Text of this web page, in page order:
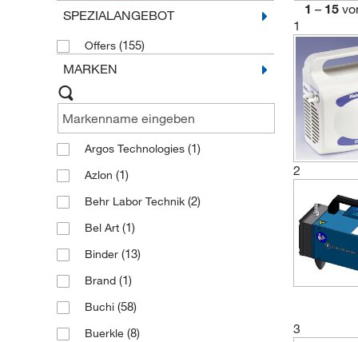
SPEZIALANGEBOT
Offers (155)
MARKEN
Argos Technologies (1)
Azlon (1)
Behr Labor Technik (2)
Bel Art (1)
Binder (13)
Brand (1)
Buchi (58)
Buerkle (8)
1 – 15
1
2
3